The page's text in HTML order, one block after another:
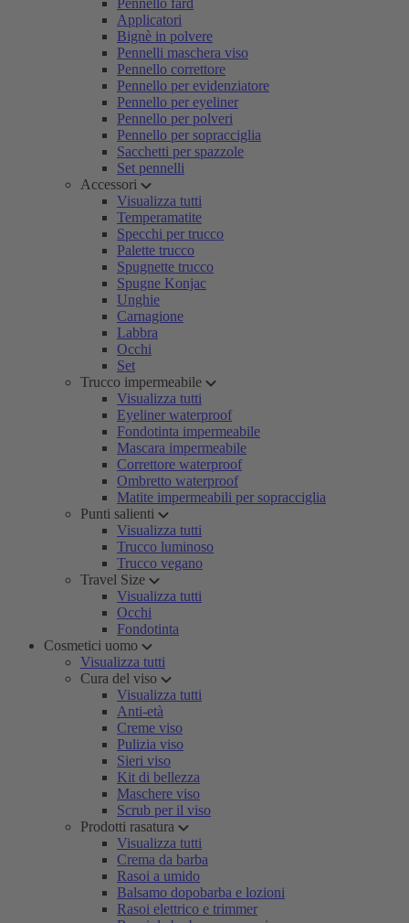
Pennello fard
Applicatori
Bignè in polvere
Pennelli maschera viso
Pennello correttore
Pennello per evidenziatore
Pennello per eyeliner
Pennello per polveri
Pennello per sopracciglia
Sacchetti per spazzole
Set pennelli
Accessori
Visualizza tutti
Temperamatite
Specchi per trucco
Palette trucco
Spugnette trucco
Spugne Konjac
Unghie
Carnagione
Labbra
Occhi
Set
Trucco impermeabile
Visualizza tutti
Eyeliner waterproof
Fondotinta impermeabile
Mascara impermeabile
Correttore waterproof
Ombretto waterproof
Matite impermeabili per sopracciglia
Punti salienti
Visualizza tutti
Trucco luminoso
Trucco vegano
Travel Size
Visualizza tutti
Occhi
Fondotinta
Cosmetici uomo
Visualizza tutti
Cura del viso
Visualizza tutti
Anti-età
Creme viso
Pulizia viso
Sieri viso
Kit di bellezza
Maschere viso
Scrub per il viso
Prodotti rasatura
Visualizza tutti
Crema da barba
Rasoi a umido
Balsamo dopobarba e lozioni
Rasoi elettrico e trimmer